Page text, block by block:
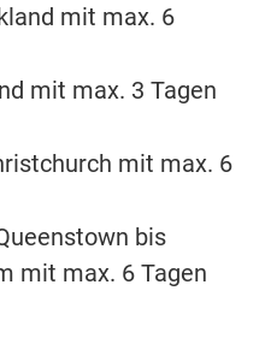
mit max. 6
mit max. 3 Tagen
mit max. 6
bis
mit max. 6 Tagen